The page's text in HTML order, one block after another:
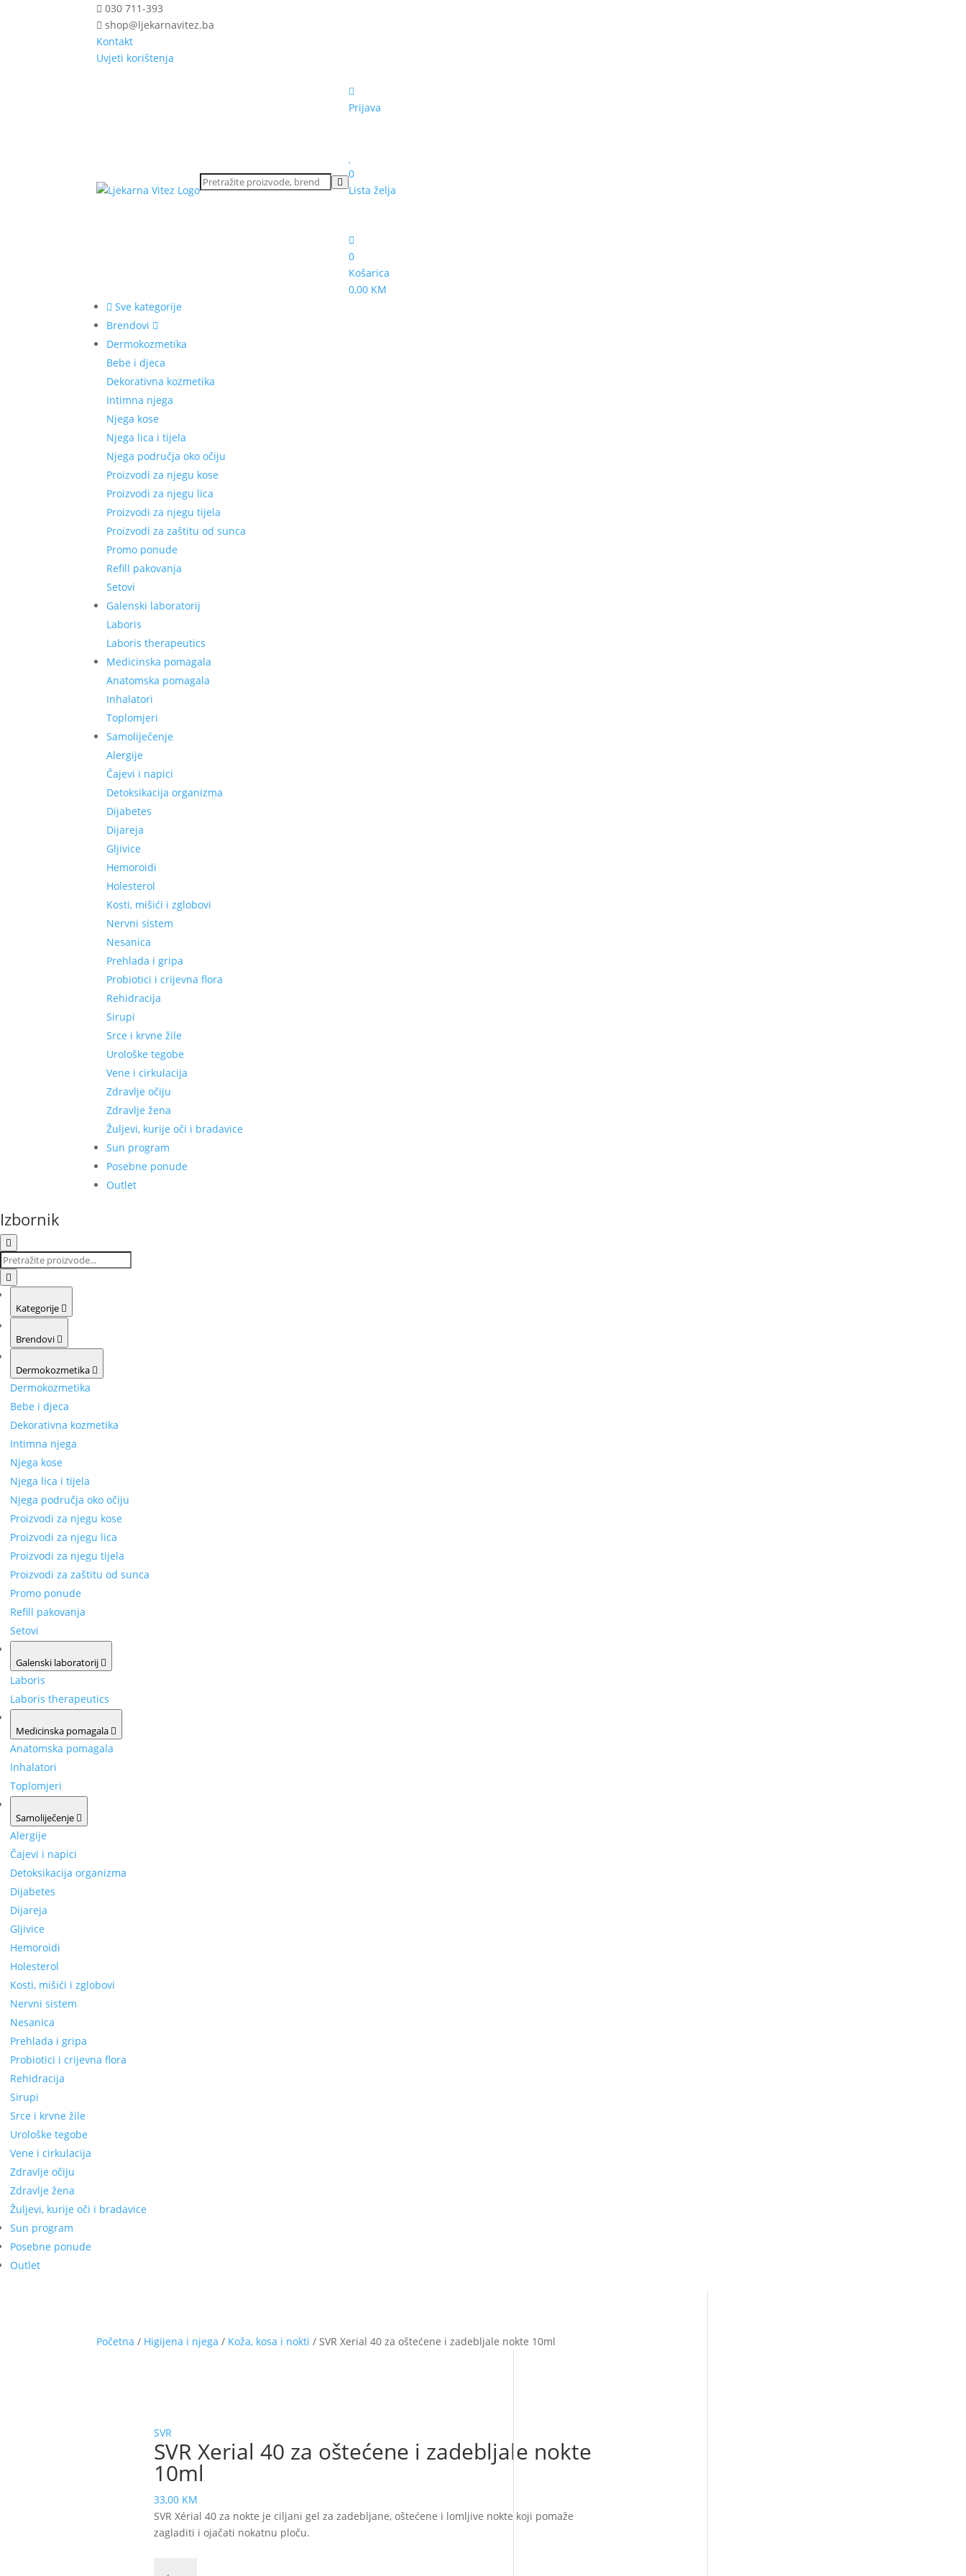
030 711-393
shop@ljekarnavitez.ba
Kontakt
Uvjeti korištenja
Prijava
0
Lista želja
0
Košarica
0,00 KM
Sve kategorije
Brendovi
Dermokozmetika
Bebe i djeca
Dekorativna kozmetika
Intimna njega
Njega kose
Njega lica i tijela
Njega područja oko očiju
Proizvodi za njegu kose
Proizvodi za njegu lica
Proizvodi za njegu tijela
Proizvodi za zaštitu od sunca
Promo ponude
Refill pakovanja
Setovi
Galenski laboratorij
Laboris
Laboris therapeutics
Medicinska pomagala
Anatomska pomagala
Inhalatori
Toplomjeri
Samoliječenje
Alergije
Čajevi i napici
Detoksikacija organizma
Dijabetes
Dijareja
Gljivice
Hemoroidi
Holesterol
Kosti, mišići i zglobovi
Nervni sistem
Nesanica
Prehlada i gripa
Probiotici i crijevna flora
Rehidracija
Sirupi
Srce i krvne žile
Urološke tegobe
Vene i cirkulacija
Zdravlje očiju
Zdravlje žena
Žuljevi, kurije oči i bradavice
Sun program
Posebne ponude
Outlet
Izbornik
Kategorije
Brendovi
Dermokozmetika
Dermokozmetika
Bebe i djeca
Dekorativna kozmetika
Intimna njega
Njega kose
Njega lica i tijela
Njega područja oko očiju
Proizvodi za njegu kose
Proizvodi za njegu lica
Proizvodi za njegu tijela
Proizvodi za zaštitu od sunca
Promo ponude
Refill pakovanja
Setovi
Galenski laboratorij
Laboris
Laboris therapeutics
Medicinska pomagala
Anatomska pomagala
Inhalatori
Toplomjeri
Samoliječenje
Alergije
Čajevi i napici
Detoksikacija organizma
Dijabetes
Dijareja
Gljivice
Hemoroidi
Holesterol
Kosti, mišići i zglobovi
Nervni sistem
Nesanica
Prehlada i gripa
Probiotici i crijevna flora
Rehidracija
Sirupi
Srce i krvne žile
Urološke tegobe
Vene i cirkulacija
Zdravlje očiju
Zdravlje žena
Žuljevi, kurije oči i bradavice
Sun program
Posebne ponude
Outlet
Početna / Higijena i njega / Koža, kosa i nokti / SVR Xerial 40 za oštećene i zadebljale nokte 10ml
SVR
SVR Xerial 40 za oštećene i zadebljale nokte
10ml
33,00 KM
SVR Xérial 40 za nokte je ciljani gel za zadebljane, oštećene i lomljive nokte koji pomaže
zagladiti i ojačati nokatnu ploču.